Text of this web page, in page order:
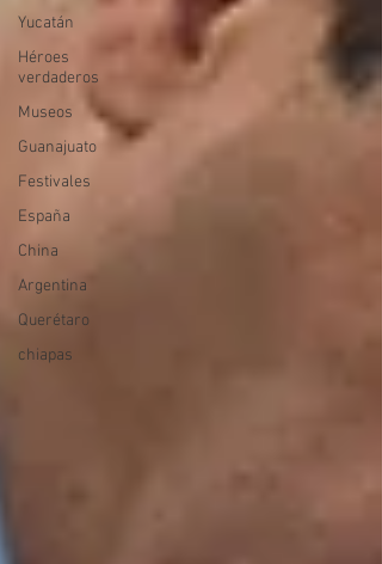
Yucatán
Héroes
verdaderos
Museos
Guanajuato
Festivales
España
China
Argentina
Querétaro
chiapas